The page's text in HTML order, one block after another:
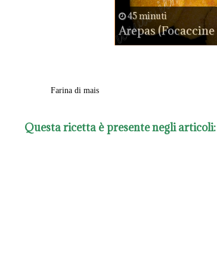
45 minuti
Arepas
Farina di mais
Questa ricetta è presente negli articoli: